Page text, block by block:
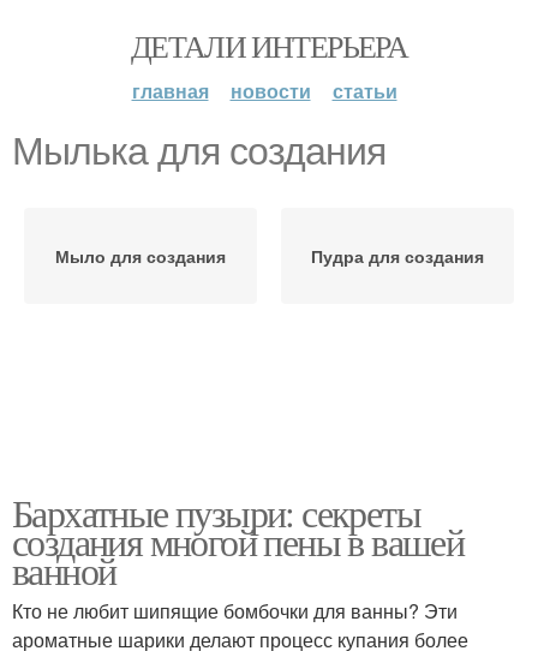
ДЕТАЛИ ИНТЕРЬЕРА
главная новости статьи
Мылька для создания
Мыло для создания Пудра для создания
Бархатные пузыри: секреты
создания многой пены в вашей
ванной
Кто не любит шипящие бомбочки для ванны? Эти
ароматные шарики делают процесс купания более